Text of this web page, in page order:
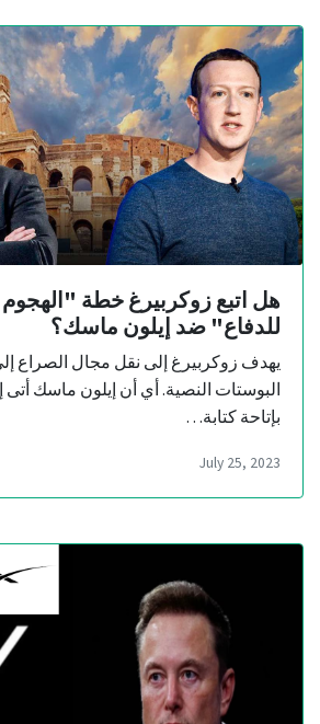
هل اتبع زوكربيرغ خطة
للدفاع" ضد إيلون ماسك؟
يهدف زوكربيرغ إلى نقل مجال الصراع
البوستات النصية. أي أن إيلون ماسك أتى
بإتاحة كتابة…
July 25, 2023